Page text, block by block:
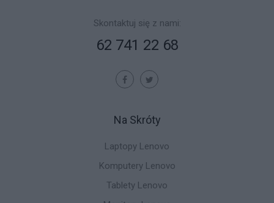
Skontaktuj się z nami:
62 741 22 68
Na Skróty
Laptopy Lenovo
Komputery Lenovo
Tablety Lenovo